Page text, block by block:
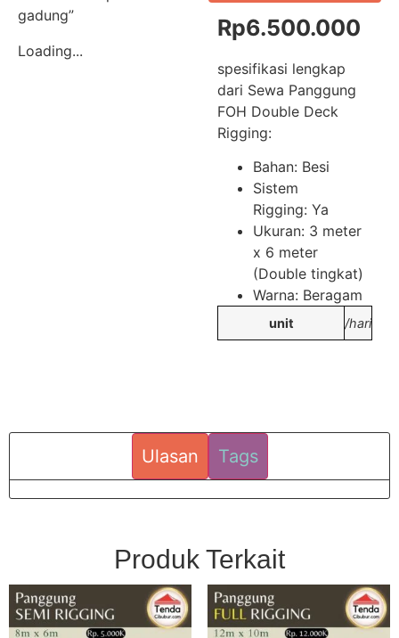
gadung”
Loading...
Rp6.500.000
spesifikasi lengkap
dari Sewa Panggung
FOH Double Deck
Rigging:
Bahan: Besi
Sistem
Rigging: Ya
Ukuran: 3 meter
x 6 meter
(Double tingkat)
Warna: Beragam
unit /hari
Ulasan Tags
Produk Terkait